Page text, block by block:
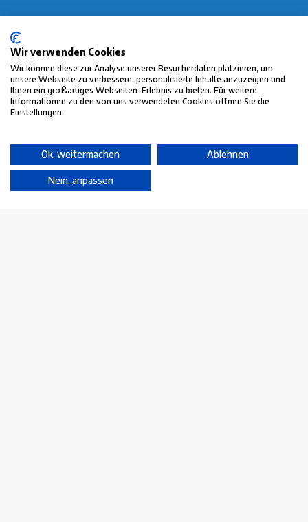
Vermietung
Kalibrierung
Dienstleistungen
Wir verwenden Cookies
Wir können diese zur Analyse unserer Besucherdaten platzieren, um
unsere Webseite zu verbessern, personalisierte Inhalte anzuzeigen und
Ihnen ein großartiges Webseiten-Erlebnis zu bieten. Für weitere
Informationen zu den von uns verwendeten Cookies öffnen Sie die
Einstellungen.
Ok, weitermachen Ablehnen
Nein, anpassen